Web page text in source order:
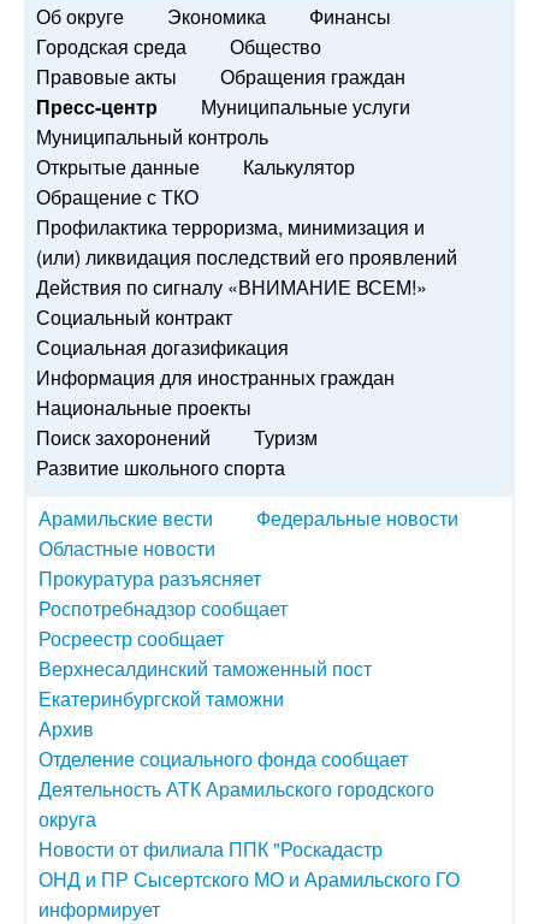
Об округе Экономика
Финансы
Городская среда
Общество
Правовые акты
Обращения граждан
Пресс-центр
Муниципальные услуги
Муниципальный контроль
Открытые данные
Калькулятор
Обращение с ТКО
Профилактика терроризма, минимизация и
(или) ликвидация последствий его проявлений
Действия по сигналу «ВНИМАНИЕ ВСЕМ!»
Социальный контракт
Социальная догазификация
Информация для иностранных граждан
Национальные проекты
Поиск захоронений
Туризм
Развитие школьного спорта
Арамильские вести
Федеральные новости
Областные новости
Прокуратура разъясняет
Роспотребнадзор сообщает
Росреестр сообщает
Верхнесалдинский таможенный пост
Екатеринбургской таможни
Архив
Отделение социального фонда сообщает
Деятельность АТК Арамильского городского
округа
Новости от филиала ППК "Роскадастр
ОНД и ПР Сысертского МО и Арамильского ГО
информирует